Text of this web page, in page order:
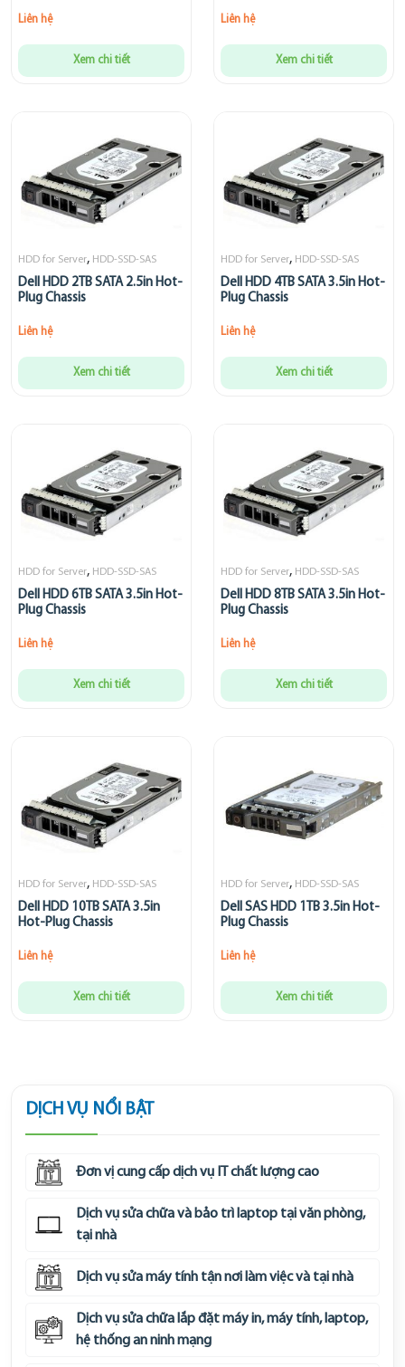
Liên hệ
Xem chi tiết
Liên hệ
Xem chi tiết
HDD for Server, HDD-SSD-SAS
Dell HDD 2TB SATA 2.5in Hot-
Plug Chassis
Liên hệ
Xem chi tiết
HDD for Server, HDD-SSD-SAS
Dell HDD 4TB SATA 3.5in Hot-
Plug Chassis
Liên hệ
Xem chi tiết
HDD for Server, HDD-SSD-SAS
Dell HDD 6TB SATA 3.5in Hot-
Plug Chassis
Liên hệ
Xem chi tiết
HDD for Server, HDD-SSD-SAS
Dell HDD 8TB SATA 3.5in Hot-
Plug Chassis
Liên hệ
Xem chi tiết
HDD for Server, HDD-SSD-SAS
Dell HDD 10TB SATA 3.5in
Hot-Plug Chassis
Liên hệ
Xem chi tiết
HDD for Server, HDD-SSD-SAS
Dell SAS HDD 1TB 3.5in Hot-
Plug Chassis
Liên hệ
Xem chi tiết
DỊCH VỤ NỔI BẬT
Đơn vị cung cấp dịch vụ IT chất lượng cao
Dịch vụ sửa chữa và bảo trì laptop tại văn phòng,
tại nhà
Dịch vụ sửa máy tính tận nơi làm việc và tại nhà
Dịch vụ sửa chữa lắp đặt máy in, máy tính, laptop,
hệ thống an ninh mạng